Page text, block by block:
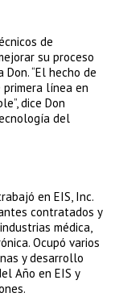
de
su proceso
“El hecho de
línea en
dice Don
del
en EIS, Inc.
contratados y
médica,
Ocupó varios
y desarrollo
Año en EIS y